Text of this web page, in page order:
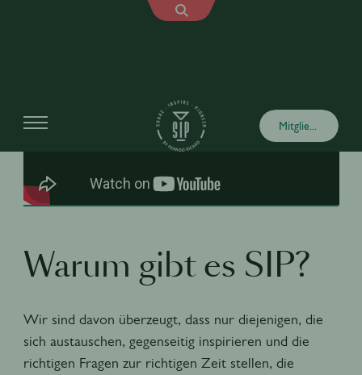
Mitglied werden
Warum gibt es SIP?
Wir sind davon überzeugt, dass nur diejenigen, die
sich austauschen, gegenseitig inspirieren und die
richtigen Fragen zur richtigen Zeit stellen, die